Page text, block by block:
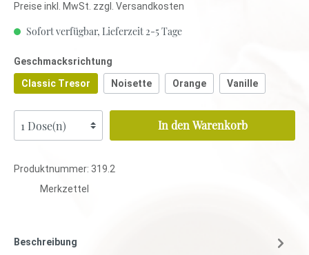
Preise inkl. MwSt. zzgl. Versandkosten
Sofort verfügbar, Lieferzeit 2-5 Tage
Geschmacksrichtung
Classic Tresor
Noisette Orange Vanille
In den Warenkorb
Produktnummer: 319.2
Merkzettel
Beschreibung